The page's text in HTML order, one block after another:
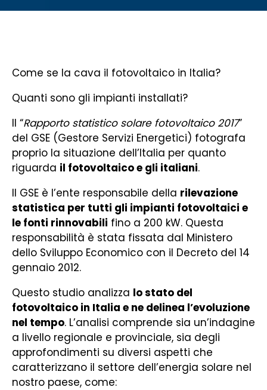
Come se la cava il fotovoltaico in Italia?
Quanti sono gli impianti installati?
Il “Rapporto statistico solare fotovoltaico 2017”
del GSE (Gestore Servizi Energetici) fotografa
proprio la situazione dell’Italia per quanto
riguarda il fotovoltaico e gli italiani.
Il GSE è l’ente responsabile della rilevazione
statistica per tutti gli impianti fotovoltaici e
le fonti rinnovabili fino a 200 kW. Questa
responsabilità è stata fissata dal Ministero
dello Sviluppo Economico con il Decreto del 14
gennaio 2012.
Questo studio analizza lo stato del
fotovoltaico in Italia e ne delinea l’evoluzione
nel tempo. L’analisi comprende sia un’indagine
a livello regionale e provinciale, sia degli
approfondimenti su diversi aspetti che
caratterizzano il settore dell’energia solare nel
nostro paese, come: